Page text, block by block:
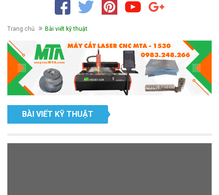
Trang chủ Bài viết kỹ thuật
BÀI VIẾT KỸ THUẬT